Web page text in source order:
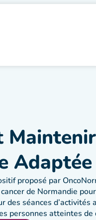
proposé par
de Normandie
des séances
personnes atteintes de